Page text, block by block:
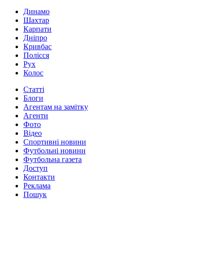
Динамо
Шахтар
Карпати
Дніпро
Кривбас
Полісся
Рух
Колос
Статті
Блоги
Агентам на замітку
Агенти
Фото
Відео
Спортивні новини
Футбольні новини
Футбольна газета
Доступ
Контакти
Реклама
Пошук